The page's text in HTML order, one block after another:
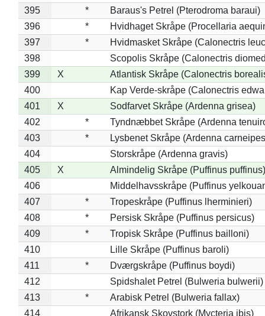
395
*
Baraus's Petrel (Pterodroma baraui)
396
*
Hvidhaget Skråpe (Procellaria
397
*
Hvidmasket Skråpe (Calonectris
398
Scopolis Skråpe (Calonectris
399
X
Atlantisk Skråpe (Calonectris
400
Kap Verde-skråpe (Calonectris
401
X
Sodfarvet Skråpe (Ardenna grisea)
402
*
Tyndnæbbet Skråpe (Ardenna
403
*
Lysbenet Skråpe (Ardenna
404
Storskråpe (Ardenna gravis)
405
X
Almindelig Skråpe (Puffinus puffinus)
406
Middelhavsskråpe (Puffinus
407
*
Tropeskråpe (Puffinus lherminieri)
408
*
Persisk Skråpe (Puffinus persicus)
409
*
Tropisk Skråpe (Puffinus bailloni)
410
Lille Skråpe (Puffinus baroli)
411
*
Dværgskråpe (Puffinus boydi)
412
Spidshalet Petrel (Bulweria bulwerii)
413
*
Arabisk Petrel (Bulweria fallax)
414
Afrikansk Skovstork (Mycteria ibis)